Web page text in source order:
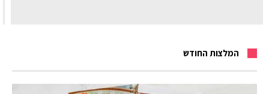
המלצות החודש